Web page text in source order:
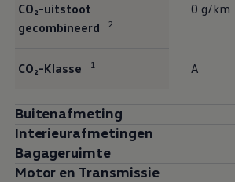
CO₂-uitstoot
gecombineerd
2
0 g/km
CO₂-Klasse 1 A
Buitenafmeting
Interieurafmetingen
Bagageruimte
Motor en Transmissie